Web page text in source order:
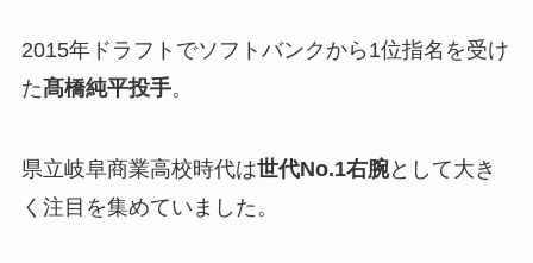
2015年ドラフトでソフトバンクから1位指名を受け
た髙橋純平投手。
県立岐阜商業高校時代は世代No.1右腕として大き
く注目を集めていました。